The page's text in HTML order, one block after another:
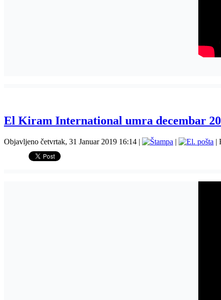
El Kiram International umra decembar
Objavljeno četvrtak, 31 Januar 2019 16:14 | | |